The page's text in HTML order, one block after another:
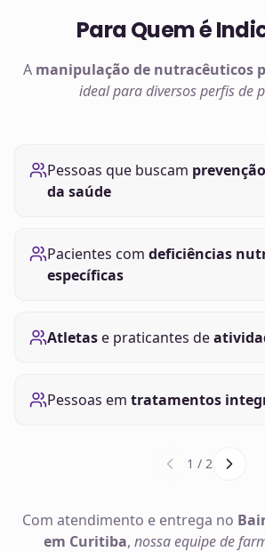
Para Quem é
A manipulação de nutracêuticos
ideal para diversos perfis de
Pessoas que buscam
da saúde
Pacientes com deficiências
específicas
Atletase praticantes de
Pessoas em tratamentos
1 / 2
Com atendimento e entrega no
em Curitiba, nossa equipe de